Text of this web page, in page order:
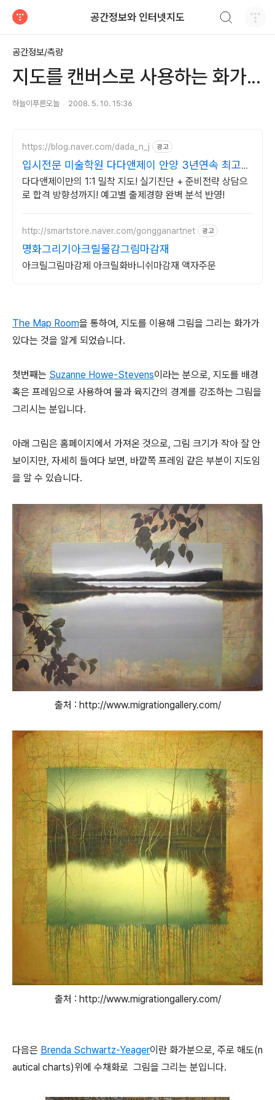
공간정보와 인터넷지도
공간정보/측량
지도를 캔버스로 사용하는 화가...
하늘이푸른오늘 2008. 5. 10. 15:36
https://blog.naver.com/dada_n_j 광고
입시전문 미술학원 다다앤제이 안양 3년연속 최고
합격률!
다다앤제이만의 1:1 밀착 지도! 실기진단 + 준비전략 상담으
로 합격 방향성까지! 예고별 출제경향 완벽 분석 반영!
http://smartstore.naver.com/gongganartnet 광고
명화그리기아크릴물감그림마감재
아크릴그림마감제 아크릴화바니쉬마감재 액자주문
The Map Room을 통하여, 지도를 이용해 그림을 그리는 화가가
있다는 것을 알게 되었습니다.
첫번째는 Suzanne Howe-Stevens이라는 분으로, 지도를 배경
혹은 프레임으로 사용하여 물과 육지간의 경계를 강조하는 그림을
그리시는 분입니다.
아래 그림은 홈페이지에서 가져온 것으로, 그림 크기가 작아 잘 안
보이지만, 자세히 들여다 보면, 바깥쪽 프레임 같은 부분이 지도임
을 알 수 있습니다.
출처 : http://www.migrationgallery.com/
출처 : http://www.migrationgallery.com/
다음은 Brenda Schwartz-Yeager이란 화가분으로, 주로 해도(n
autical charts)위에 수채화로 그림을 그리는 분입니다.